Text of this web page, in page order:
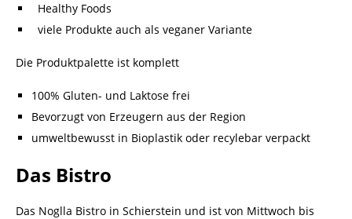
Healthy Foods
viele Produkte auch als veganer Variante
Die Produktpalette ist komplett
100% Gluten- und Laktose frei
Bevorzugt von Erzeugern aus der Region
umweltbewusst in Bioplastik oder recylebar verpackt
Das Bistro
Das Noglla Bistro in Schierstein und ist von Mittwoch bis